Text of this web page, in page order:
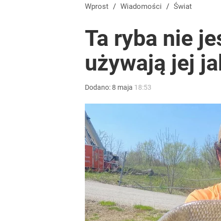
Prawdziwa wartość różnorodności
Gen. Pawlikowski: Przywiozłem cenną lekcję z
Wróbel: Wywiad z Woydyłło o Idze Świątek
Wprost / Wiadomości / Świat
Ta ryba nie
używają jej
Dodano:8 maja 18:53